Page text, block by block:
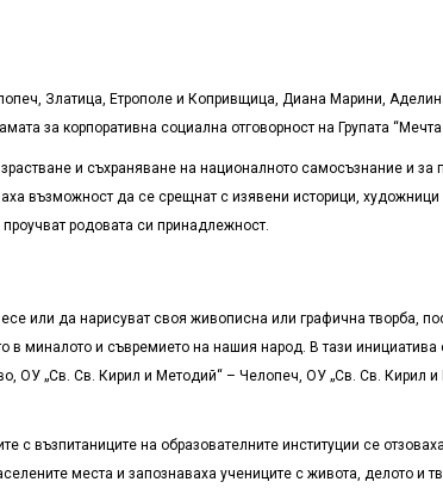
Златица, Етрополе и Копривщица, Диана Марини,
за корпоративна социална отговорност на Групата “Мечта
и съхраняване на националното самосъзнание и
възможност да се срещнат с изявени историци, художници
родовата си принадлежност.
или да нарисуват своя живописна или графична творба,
миналото и съвремието на нашия народ. В тази
ОУ „Св. Св. Кирил и Методий“ – Челопеч, ОУ „Св. Св.
с възпитаниците на образователните институции се
места и запознаваха учениците с живота, делото и